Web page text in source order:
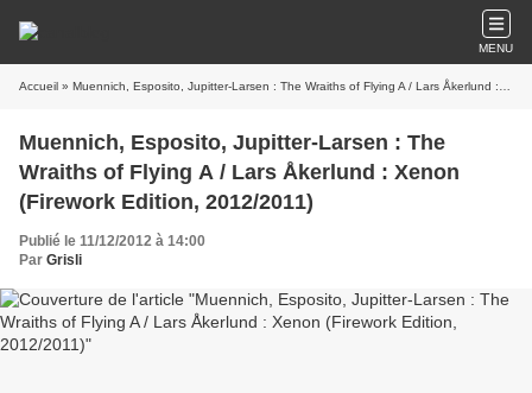
MENU
Accueil » Muennich, Esposito, Jupitter-Larsen : The Wraiths of Flying A / Lars Åkerlund : Xenon (Firework Edition, 2012/2011)
Muennich, Esposito, Jupitter-Larsen : The
Wraiths of Flying A / Lars Åkerlund : Xenon
(Firework Edition, 2012/2011)
Publié le 11/12/2012 à 14:00
Par Grisli